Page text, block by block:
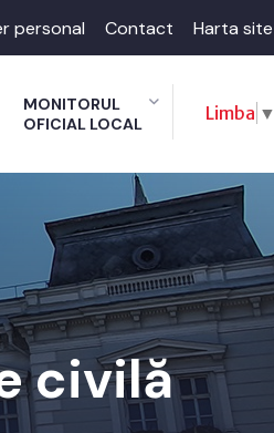
personal Contact Harta site
MONITORUL
OFICIAL LOCAL
Limba ▼
civilă